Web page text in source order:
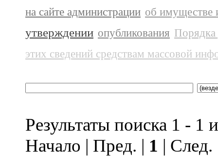
на сайте администрации об имуществе
утверждении опубликования Порядка
этих сведений средствам массовой
Результаты поиска 1 - 1
Начало | Пред. | 1 |